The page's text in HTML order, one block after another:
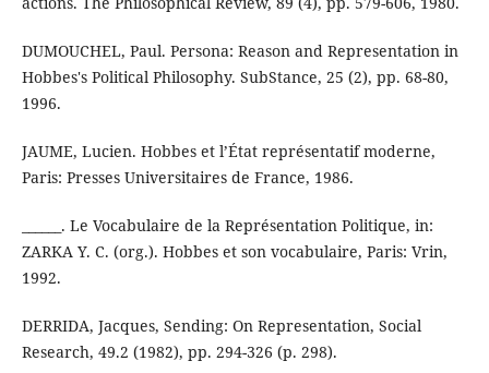
DUMOUCHEL, Paul. Persona: Reason and Representation in
Hobbes's Political Philosophy. SubStance, 25 (2), pp. 68-80,
1996.
JAUME, Lucien. Hobbes et l’État représentatif moderne,
Paris: Presses Universitaires de France, 1986.
______. Le Vocabulaire de la Représentation Politique, in:
ZARKA Y. C. (org.). Hobbes et son vocabulaire, Paris: Vrin,
1992.
DERRIDA, Jacques, Sending: On Representation, Social
Research, 49.2 (1982), pp. 294-326 (p. 298).